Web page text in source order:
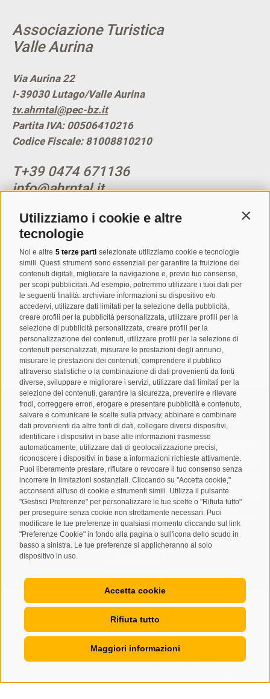
Utilizziamo i cookie e altre
tecnologie
Noi e altre 5 terze parti selezionate utilizziamo cookie e tecnologie
simili. Questi strumenti sono essenziali per garantire la fruizione dei
contenuti digitali, migliorare la navigazione e, previo tuo consenso,
per scopi pubblicitari. Ad esempio, potremmo utilizzare i tuoi dati per
le seguenti finalità: archiviare informazioni su dispositivo e/o
accedervi, utilizzare dati limitati per la selezione della pubblicità,
creare profili per la pubblicità personalizzata, utilizzare profili per la
selezione di pubblicità personalizzata, creare profili per la
personalizzazione dei contenuti, utilizzare profili per la selezione di
contenuti personalizzati, misurare le prestazioni degli annunci,
misurare le prestazioni dei contenuti, comprendere il pubblico
attraverso statistiche o la combinazione di dati provenienti da fonti
diverse, sviluppare e migliorare i servizi, utilizzare dati limitati per la
selezione dei contenuti, garantire la sicurezza, prevenire e rilevare
frodi, correggere errori, erogare e presentare pubblicità e contenuto,
salvare e comunicare le scelte sulla privacy, abbinare e combinare
dati provenienti da altre fonti di dati, collegare diversi dispositivi,
identificare i dispositivi in base alle informazioni trasmesse
automaticamente, utilizzare dati di geolocalizzazione precisi,
riconoscere i dispositivi in base a informazioni richieste attivamente.
Puoi liberamente prestare, rifiutare o revocare il tuo consenso senza
incorrere in limitazioni sostanziali. Cliccando su "Accetta cookie,"
acconsenti all'uso di cookie e strumenti simili. Utilizza il pulsante
"Gestisci Preferenze" per personalizzare le tue scelte o "Rifiuta tutto"
per proseguire senza cookie non strettamente necessari. Puoi
modificare le tue preferenze in qualsiasi momento cliccando sul link
"Preferenze Cookie" in fondo alla pagina o sull'icona dello scudo in
basso a sinistra. Le tue preferenze si applicheranno al solo
dispositivo in uso.
Accetta cookie
Rifiuta tutto
Maggiori informazioni
Associazione Turistica
Valle Aurina
Via Aurina 22
I-39030 Lutago/Valle Aurina
tv.ahrntal@pec-bz.it
Partita IVA: 00506410216
Codice Fiscale: 81008810210
T+39 0474 671136
info@ahrntal.it
Associazione Turistica
Campo Tures
Via Josef Jungmann 8
I-39032 Campo Tures
Partita IVA: 00518320213
T+39 0474 678076
info@taufers.com
Registrazione Newsletter
Letto e compreso laprivacy policy, autorizzo il Titolare al
trattamento dei dati personali
created with passion by